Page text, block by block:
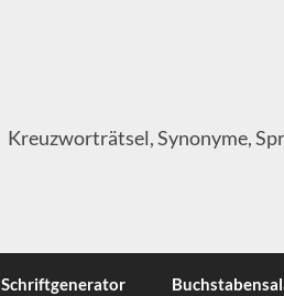
Kreuzworträtsel, Synonyme,
Schriftgenerator